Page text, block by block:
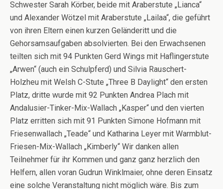
Schwester Sarah Körber, beide mit Araberstute „Lianca“
und Alexander Wötzel mit Araberstute „Lailaa“, die geführt
von ihren Eltern einen kurzen Geländeritt und die
Gehorsamsaufgaben absolvierten. Bei den Erwachsenen
teilten sich mit 94 Punkten Gerd Wings mit Haflingerstute
„Arwen“ (auch ein Schulpferd) und Silvia Rauschert-
Holzheu mit Welsh C-Stute „Three B Daylight“ den ersten
Platz, dritte wurde mit 92 Punkten Andrea Plach mit
Andalusier-Tinker-Mix-Wallach „Kasper“ und den vierten
Platz erritten sich mit 91 Punkten Simone Hofmann mit
Friesenwallach „Teade“ und Katharina Leyer mit Warmblut-
Friesen-Mix-Wallach „Kimberly“ Wir danken allen
Teilnehmer für ihr Kommen und ganz ganz herzlich den
Helfern, allen voran Gudrun Winklmaier, ohne deren Einsatz
eine solche Veranstaltung nicht möglich wäre. Bis zum